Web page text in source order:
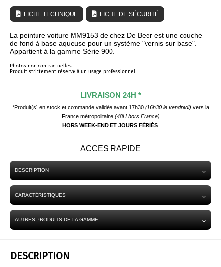
FICHE TECHNIQUE FICHE DE SÉCURITÉ
La peinture voiture MM9153 de chez De Beer est une couche
de fond à base aqueuse pour un système "vernis sur base".
Appartient à la gamme Série 900.
Photos non contractuelles
Produit strictement réservé à un usage professionnel
LIVRAISON 24H *
*Produit(s) en stock et commande validée avant 17h30 (16h30 le vendredi) vers la
France métropolitaine (48H hors France)
HORS WEEK-END ET JOURS FÉRIÉS.
ACCES RAPIDE
DESCRIPTION
CARACTÉRISTIQUES
AUTRES PRODUITS DE LA GAMME
DESCRIPTION